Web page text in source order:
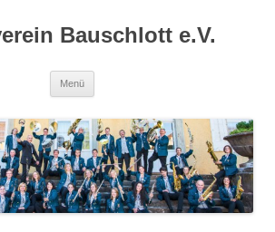
Bauschlott e.V.
Menü